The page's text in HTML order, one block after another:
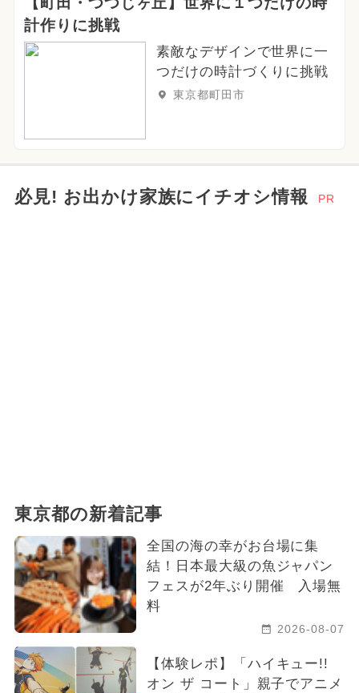
計作りに挑戦
素敵なデザインで世界に一
つだけの時計づくりに挑戦
東京都町田市
必見! お出かけ家族にイチオシ情報 PR
東京都の新着記事
全国の海の幸がお台場に集
結！日本最大級の魚ジャパン
フェスが2年ぶり開催 入場無
料
2026-08-07
【体験レポ】「ハイキュー!!
オン ザ コート」親子でアニメ